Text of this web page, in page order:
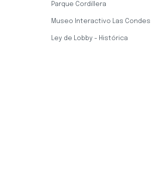
Parque Cordillera
Museo Interactivo Las Condes
Ley de Lobby - Histórica